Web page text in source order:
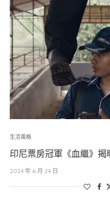
生活風格
印尼票房冠軍《血繼》
2024 年 6 月 24 日